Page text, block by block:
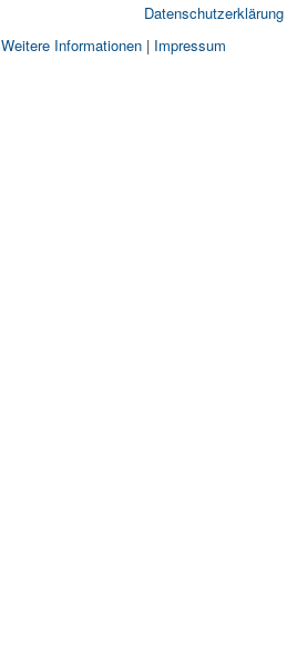
Datenschutzerklärung
Weitere Informationen| Impressum